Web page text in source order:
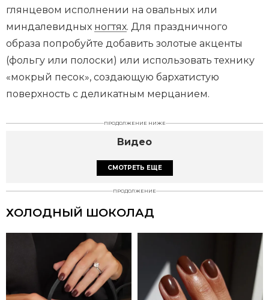
глянцевом исполнении на овальных или
миндалевидных ногтях. Для праздничного
образа попробуйте добавить золотые акценты
(фольгу или полоски) или использовать технику
«мокрый песок», создающую бархатистую
поверхность с деликатным мерцанием.
ПРОДОЛЖЕНИЕ НИЖЕ
Видео
СМОТРЕТЬ ЕЩЕ
ПРОДОЛЖЕНИЕ
ХОЛОДНЫЙ ШОКОЛАД